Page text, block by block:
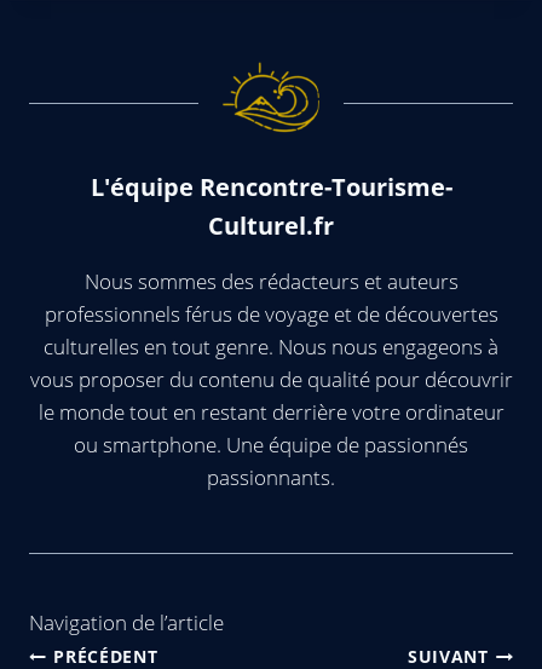
L'équipe Rencontre-Tourisme-
Culturel.fr
Nous sommes des rédacteurs et auteurs
professionnels férus de voyage et de découvertes
culturelles en tout genre. Nous nous engageons à
vous proposer du contenu de qualité pour découvrir
le monde tout en restant derrière votre ordinateur
ou smartphone. Une équipe de passionnés
passionnants.
Navigation de l’article
PRÉCÉDENT SUIVANT